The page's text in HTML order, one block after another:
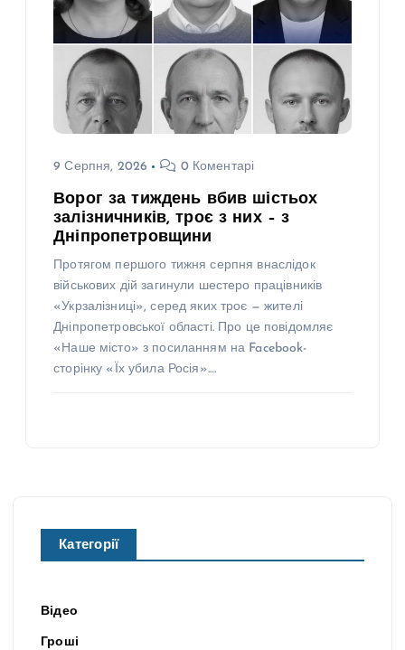
9 Серпня, 2026 0 Коментарі
Ворог за тиждень вбив шістьох
залізничників, троє з них – з
Дніпропетровщини
Протягом першого тижня серпня внаслідок
військових дій загинули шестеро працівників
«Укрзалізниці», серед яких троє — жителі
Дніпропетровської області. Про це повідомляє
«Наше місто» з посиланням на Facebook-
сторінку «Їх убила Росія».…
Категорії
Відео
Гроші